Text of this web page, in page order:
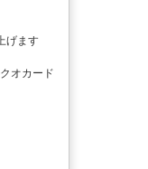
げます
オカード